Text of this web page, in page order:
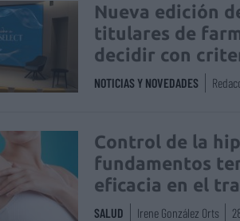
Nueva edición
titulares de
decidir con
NOTICIAS Y NOVEDADES
Control de la
fundamentos
eficacia en el
SALUD Irene González Orts